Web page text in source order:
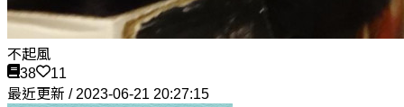
不起風
38
11
最近更新 / 2023-06-21 20:27:15